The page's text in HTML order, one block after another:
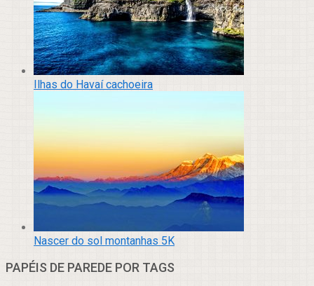
Ilhas do Havaí cachoeira
Nascer do sol montanhas 5K
PAPÉIS DE PAREDE POR TAGS